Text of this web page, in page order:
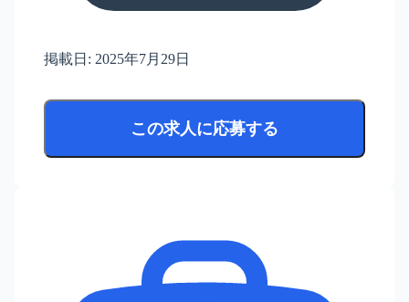
掲載日: 2025年7月29日
この求人に応募する